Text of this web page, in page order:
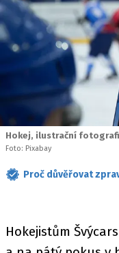
Hokej, ilustrační
Foto: Pixabay
Proč důvěřovat
Hokejistům